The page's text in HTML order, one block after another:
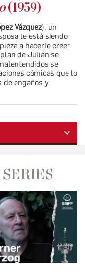
(1959)
Vázquez), un
le está siendo
a hacerle creer
de Julián se
se
cómicas que lo
de engaños y